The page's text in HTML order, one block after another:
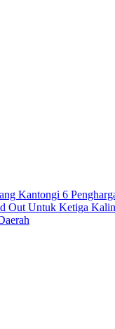
Kantongi 6
Out Untuk Ketiga